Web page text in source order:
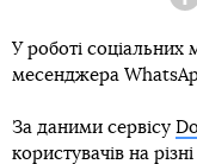
У роботі
месенджера
За даними сервісу
користувачів на